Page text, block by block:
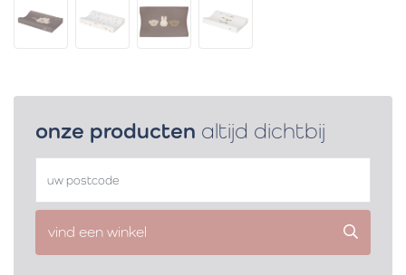
onze producten altijd dichtbij
vind een winkel